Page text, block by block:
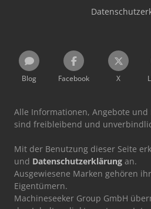
Blog Facebook X
Alle Informationen, Angebote und
sind freibleibend und
Mit der Benutzung dieser Seite
und Datenschutzerklärung an.
Ausgewiesene Marken gehören
Eigentümern.
Machineseeker Group GmbH